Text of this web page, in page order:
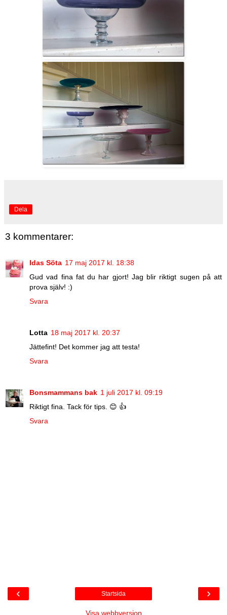
Dela
3 kommentarer:
Idas Söta 17 maj 2017 kl. 18:38
Gud vad fina fat du har gjort! Jag blir riktigt sugen på att
prova själv! :)
Svara
Lotta 18 maj 2017 kl. 20:37
Jättefint! Det kommer jag att testa!
Svara
Bonsmammans bak 1 juli 2017 kl. 09:19
Riktigt fina. Tack för tips. 😊 👍
Svara
‹ ›
Startsida
Visa webbversion